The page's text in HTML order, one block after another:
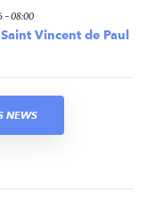
- 08:00
Vincent de Paul
NEWS